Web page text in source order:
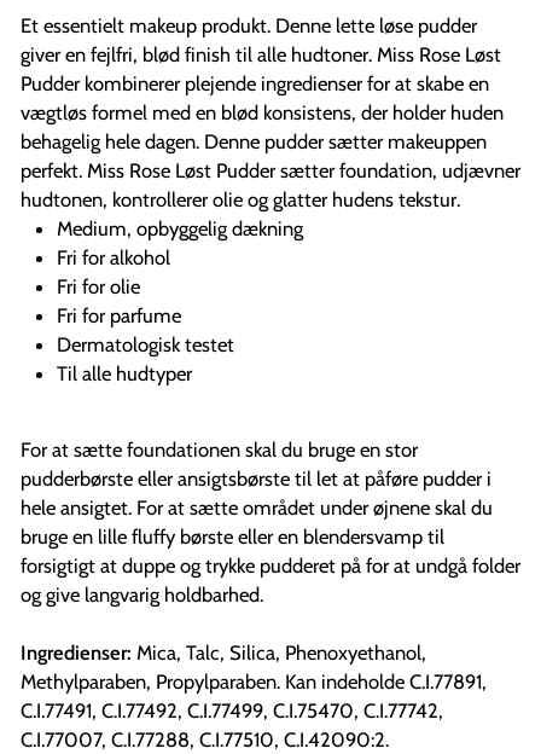
Et essentielt makeup produkt. Denne lette løse pudder
giver en fejlfri, blød finish til alle hudtoner. Miss Rose Løst
Pudder kombinerer plejende ingredienser for at skabe en
vægtløs formel med en blød konsistens, der holder huden
behagelig hele dagen. Denne pudder sætter makeuppen
perfekt. Miss Rose Løst Pudder sætter foundation, udjævner
hudtonen, kontrollerer olie og glatter hudens tekstur.
Medium, opbyggelig dækning
Fri for alkohol
Fri for olie
Fri for parfume
Dermatologisk testet
Til alle hudtyper
For at sætte foundationen skal du bruge en stor
pudderbørste eller ansigtsbørste til let at påføre pudder i
hele ansigtet. For at sætte området under øjnene skal du
bruge en lille fluffy børste eller en blendersvamp til
forsigtigt at duppe og trykke pudderet på for at undgå folder
og give langvarig holdbarhed.
Ingredienser: Mica, Talc, Silica, Phenoxyethanol,
Methylparaben, Propylparaben. Kan indeholde C.I.77891,
C.I.77491, C.I.77492, C.I.77499, C.I.75470, C.I.77742,
C.I.77007, C.I.77288, C.I.77510, C.I.42090:2.